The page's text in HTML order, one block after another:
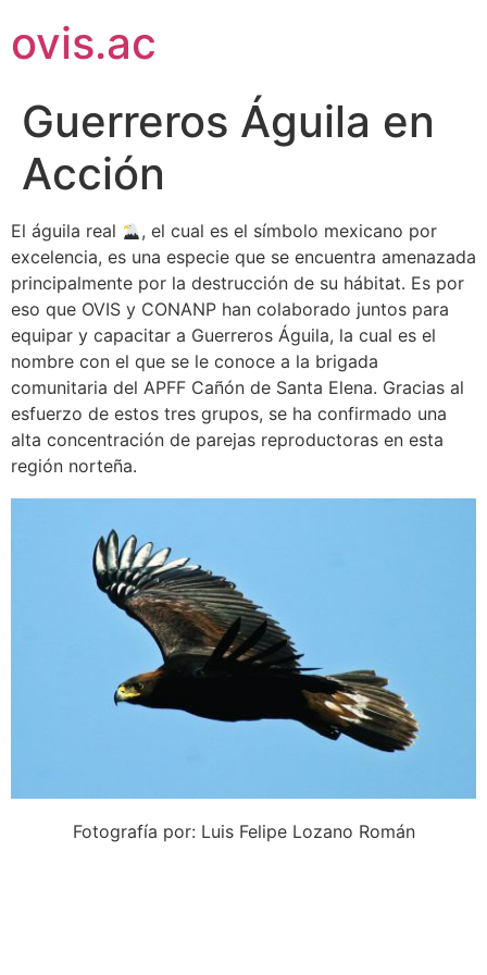
ovis.ac
Guerreros Águila en
Acción
El águila real
, el cual es el símbolo mexicano por
excelencia, es una especie que se encuentra amenazada
principalmente por la destrucción de su hábitat. Es por
eso que OVIS y CONANP han colaborado juntos para
equipar y capacitar a Guerreros Águila, la cual es el
nombre con el que se le conoce a la brigada
comunitaria del APFF Cañón de Santa Elena. Gracias al
esfuerzo de estos tres grupos, se ha confirmado una
alta concentración de parejas reproductoras en esta
región norteña.
Fotografía por: Luis Felipe Lozano Román